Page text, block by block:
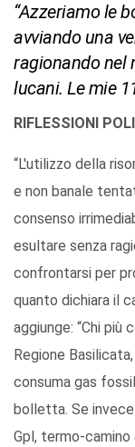
“Azzeriamo le
avviando una
ragionando nel
lucani. Le mie
RIFLESSIONI
“L'utilizzo della
e non banale
consenso
esultare senza
confrontarsi per
quanto dichiara il
aggiunge: “Chi più
Regione
consuma gas
bolletta. Se invece
Gpl, termo-